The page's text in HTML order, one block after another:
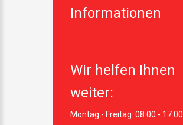
Informationen
Wir helfen Ihnen
weiter:
Montag - Freitag: 08:00 - 17:00